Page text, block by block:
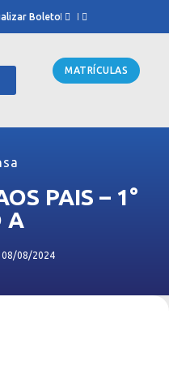
Boleto
MATRÍCULAS
PAIS – 1°
A
08/08/2024